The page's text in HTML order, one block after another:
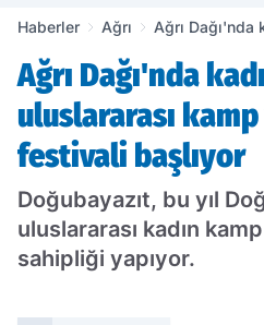
Haberler Ağrı
Ağrı Dağı'nda
Ağrı Dağı'nda
uluslararası
festivali başlıyor
Doğubayazıt, bu yıl
uluslararası kadın
sahipliği yapıyor.